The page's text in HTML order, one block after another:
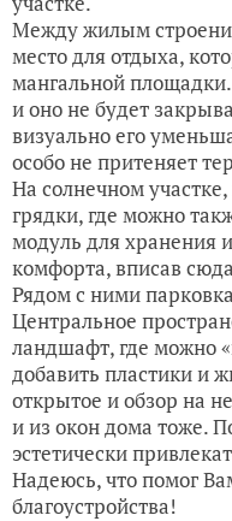
Между жилым
место для отдыха,
мангальной
и оно не будет
визуально его
особо не притеняет
На солнечном
грядки, где можно
модуль для хранения
комфорта, вписав
Рядом с ними
Центральное
ландшафт, где можно
добавить пластики и
открытое и обзор на
и из окон дома тоже.
эстетически
Надеюсь, что помог
благоустройства!